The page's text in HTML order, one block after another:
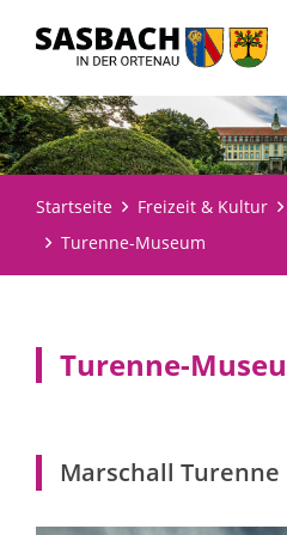
Startseite Freizeit & Kultur
Turenne-Museum
Turenne-
Marschall Turenne